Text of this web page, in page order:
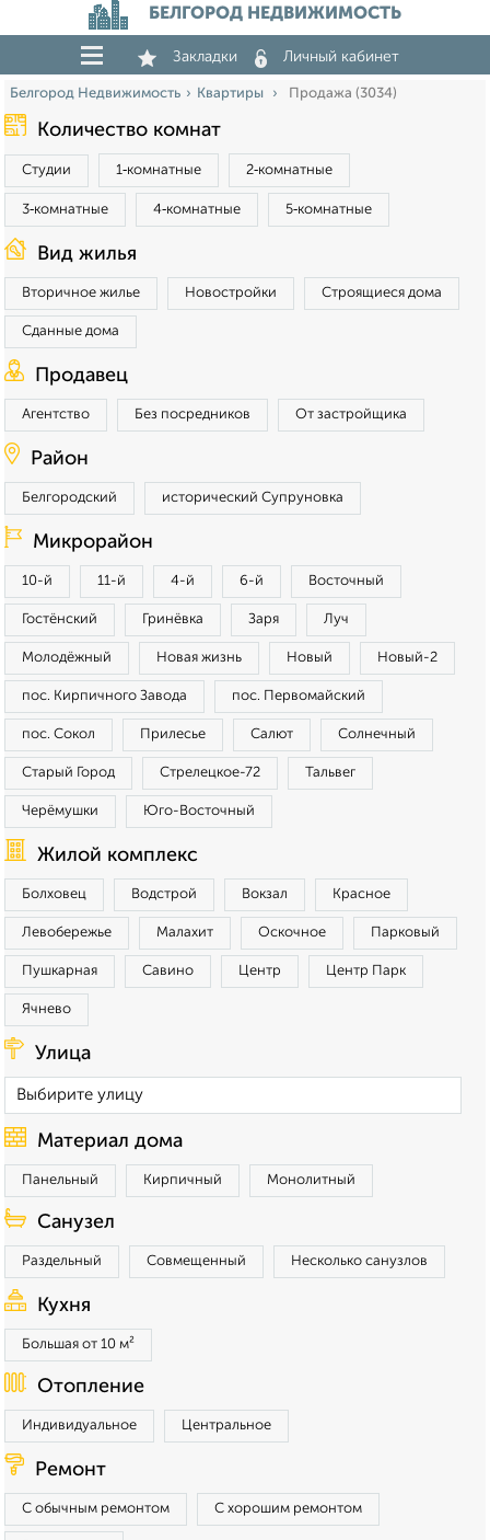
БЕЛГОРОД НЕДВИЖИМОСТЬ
Закладки Личный кабинет
Белгород Недвижимость Квартиры Продажа (3034)
Количество комнат
Студии 1‑комнатные 2‑комнатные
3‑комнатные 4‑комнатные 5‑комнатные
Вид жилья
Вторичное жилье Новостройки Строящиеся дома
Сданные дома
Продавец
Агентство Без посредников От застройщика
Район
Белгородский исторический Супруновка
Микрорайон
10-й 11-й 4-й 6-й Восточный
Гостёнский Гринёвка Заря Луч
Молодёжный Новая жизнь Новый Новый-2
пос. Кирпичного Завода пос. Первомайский
пос. Сокол Прилесье Салют Солнечный
Старый Город Стрелецкое-72 Тальвег
Черёмушки Юго-Восточный
Жилой комплекс
Болховец Водстрой Вокзал Красное
Левобережье Малахит Оскочное Парковый
Пушкарная Савино Центр Центр Парк
Ячнево
Улица
Материал дома
Панельный Кирпичный Монолитный
Санузел
Раздельный Совмещенный Несколько санузлов
Кухня
Большая от 10 м²
Отопление
Индивидуальное Центральное
Ремонт
С обычным ремонтом С хорошим ремонтом